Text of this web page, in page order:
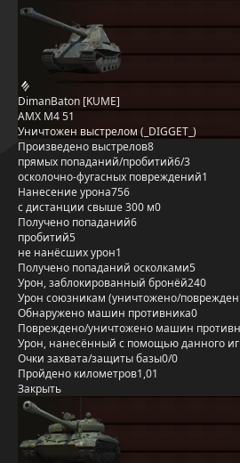
DimanBaton [KUME]
AMX M4 51
Уничтожен выстрелом (_DIGGET_)
Произведено выстрелов8
прямых попаданий/пробитий6/3
осколочно-фугасных повреждений1
Нанесение урона756
с дистанции свыше 300 м0
Получено попаданий6
пробитий5
не нанёсших урон1
Получено попаданий осколками5
Урон, заблокированный бронёй240
Урон союзникам (уничтожено/
Обнаружено машин противника0
Повреждено/уничтожено машин
Урон, нанесённый с помощью данного
Очки захвата/защиты базы0/0
Пройдено километров1,01
Закрыть